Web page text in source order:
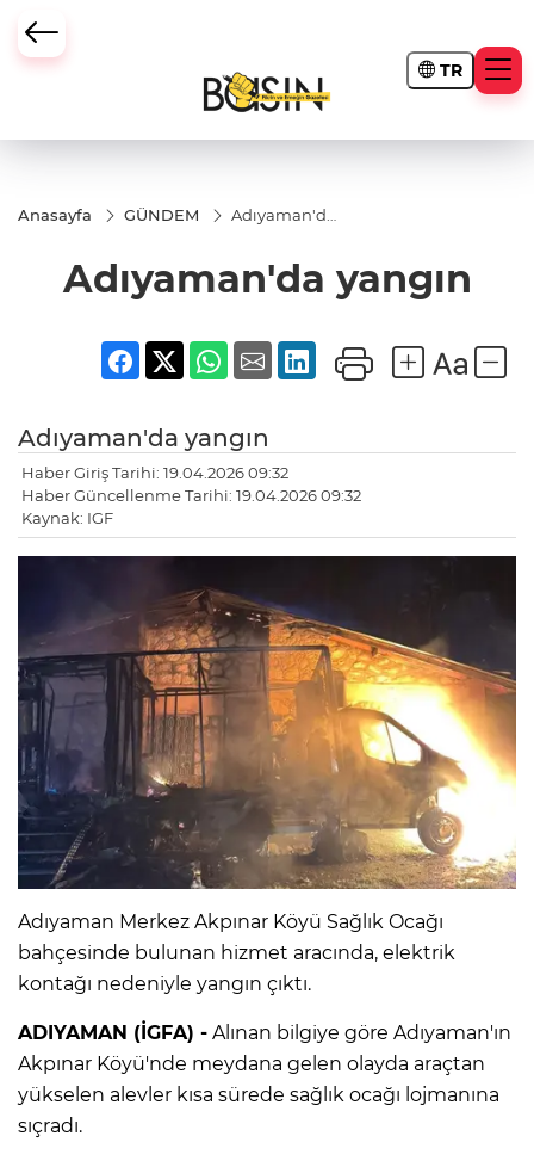
TR
Anasayfa GÜNDEM
Adıyaman'da
Adıyaman'da yangın
Adıyaman'da yangın
Haber Giriş Tarihi: 19.04.2026 09:32
Haber Güncellenme Tarihi: 19.04.2026 09:32
Kaynak: IGF
Adıyaman Merkez Akpınar Köyü Sağlık Ocağı
bahçesinde bulunan hizmet aracında, elektrik
kontağı nedeniyle yangın çıktı.
ADIYAMAN (İGFA) - Alınan bilgiye göre Adıyaman'ın
Akpınar Köyü'nde meydana gelen olayda araçtan
yükselen alevler kısa sürede sağlık ocağı lojmanına
sıçradı.